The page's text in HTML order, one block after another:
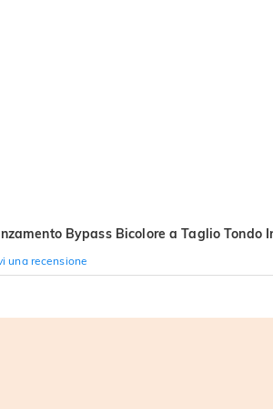
Bypass Bicolore a Taglio Tondo
una recensione